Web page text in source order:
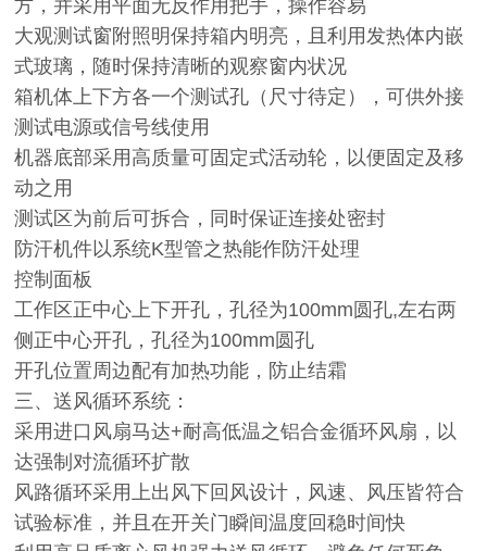
方，并采用平面无反作用把手，操作容易
大观测试窗附照明保持箱内明亮，且利用发热体内嵌
式玻璃，随时保持清晰的观察窗内状况
箱机体上下方各一个测试孔（尺寸待定），可供外接
测试电源或信号线使用
机器底部采用高质量可固定式活动轮，以便固定及移
动之用
测试区为前后可拆合，同时保证连接处密封
防汗机件以系统K型管之热能作防汗处理
控制面板
工作区正中心上下开孔，孔径为100mm圆孔,左右两
侧正中心开孔，孔径为100mm圆孔
开孔位置周边配有加热功能，防止结霜
三、送风循环系统：
采用进口风扇马达+耐高低温之铝合金循环风扇，以
达强制对流循环扩散
风路循环采用上出风下回风设计，风速、风压皆符合
试验标准，并且在开关门瞬间温度回稳时间快